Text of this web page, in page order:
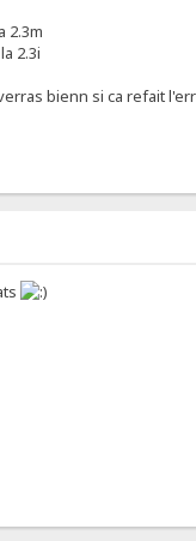
2.3m
2.3i
bienn si ca refait